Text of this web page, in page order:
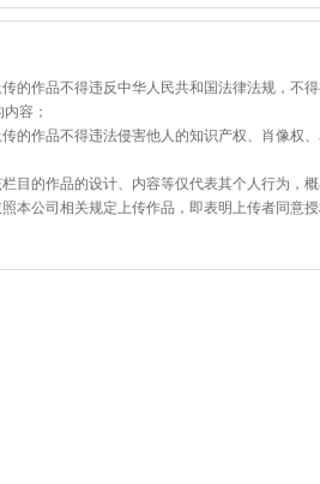
的作品不得违反中华人民共和国法律法规，不
容；
的作品不得违法侵害他人的知识产权、肖像权
目的作品的设计、内容等仅代表其个人行为，概
本公司相关规定上传作品，即表明上传者同意